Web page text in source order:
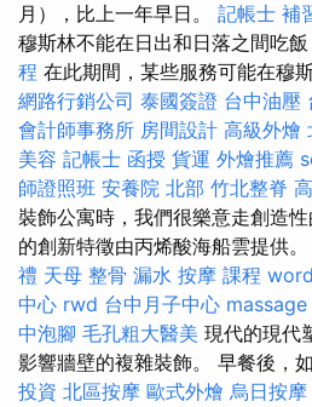
月），比上一年早日。 記帳士 補
穆斯林不能在日出和日落之間吃飯
程 在此期間，某些服務可能在穆
網路行銷公司 泰國簽證 台中油壓
會計師事務所 房間設計 高級外燴
美容 記帳士 函授 貨運 外燴推薦
師證照班 安養院 北部 竹北整脊
裝飾公寓時，我們很樂意走創造性
的創新特徵由丙烯酸海船雲提供。
禮 天母 整骨 漏水 按摩 課程
中心 rwd 台中月子中心 massage
中泡腳 毛孔粗大醫美 現代的現代
影響牆壁的複雜裝飾。 早餐後，
投資 北區按摩 歐式外燴 烏日按摩